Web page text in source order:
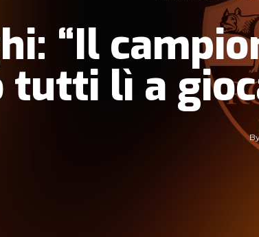
“Il
tutti lì a